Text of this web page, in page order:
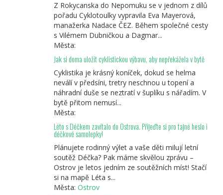
Z Rokycanska do Nepomuku se v jednom z dílů
pořadu Cyklotoulky vypravila Eva Mayerová,
manažerka Nadace ČEZ. Během společné cesty
s Vilémem Dubničkou a Dagmar...
Města:
Jak si doma uložit cyklistickou výbavu, aby nepřekážela v bytě
Cyklistika je krásný koníček, dokud se helma
neválí v předsíni, tretry neschnou u topení a
náhradní duše se neztratí v šuplíku s nářadím. V
bytě přitom nemusí...
Města:
Léto s Déčkem zavítalo do Ostrova. Přijeďte si pro tajné heslo i
déčkové samolepky!
Plánujete rodinný výlet a vaše děti milují letní
soutěž Déčka? Pak máme skvělou zprávu –
Ostrov je letos jedním ze soutěžních míst! Stačí
si na mapě Léta s...
Města: Ostrov